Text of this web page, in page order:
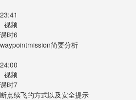
23:41
视频
课时6
waypointmission简要分析
24:00
视频
课时7
断点续飞的方式以及安全提示